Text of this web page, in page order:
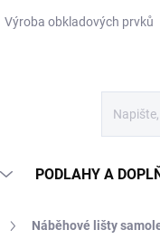
Výroba obkladových prvků
PODLAHY A
Náběhové lišty